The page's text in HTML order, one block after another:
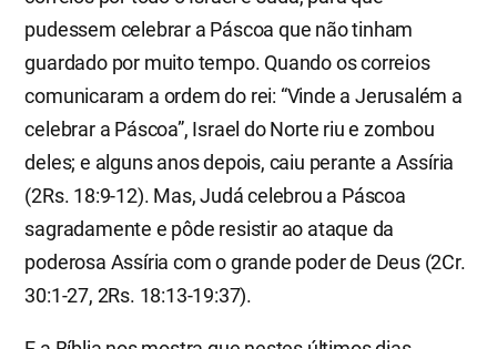
pudessem celebrar a Páscoa que não tinham
guardado por muito tempo. Quando os correios
comunicaram a ordem do rei: “Vinde a Jerusalém a
celebrar a Páscoa”, Israel do Norte riu e zombou
deles; e alguns anos depois, caiu perante a Assíria
(2Rs. 18:9-12). Mas, Judá celebrou a Páscoa
sagradamente e pôde resistir ao ataque da
poderosa Assíria com o grande poder de Deus (2Cr.
30:1-27, 2Rs. 18:13-19:37).